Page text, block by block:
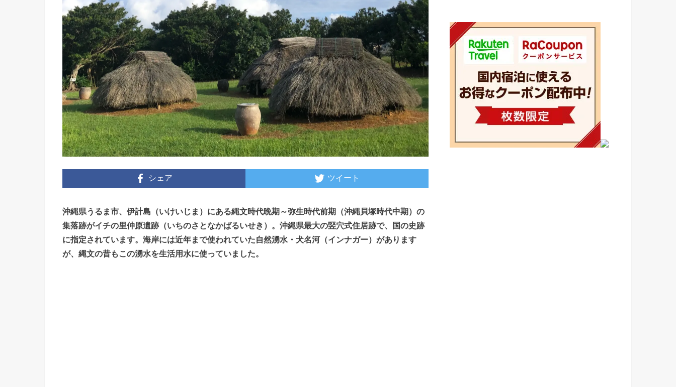
シェア ツイート
沖縄県うるま市、伊計島（いけいじま）にある縄文時代晩期～弥生時代前期（沖縄貝塚時代中期）の
集落跡がイチの里仲原遺跡（いちのさとなかばるいせき）。沖縄県最大の竪穴式住居跡で、国の史跡
に指定されています。海岸には近年まで使われていた自然湧水・犬名河（インナガー）があります
が、縄文の昔もこの湧水を生活用水に使っていました。